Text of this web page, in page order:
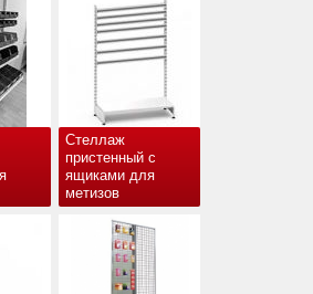
Стеллаж
пристенный с
ящиками для
метизов